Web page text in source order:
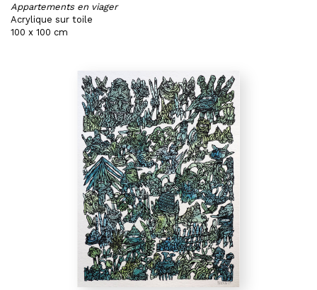
Appartements en viager
Acrylique sur toile
100 x 100 cm